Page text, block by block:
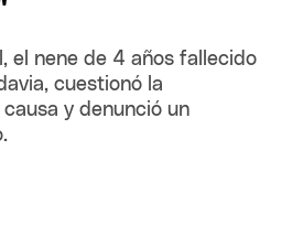
el nene de 4 años fallecido
cuestionó la
y denunció un